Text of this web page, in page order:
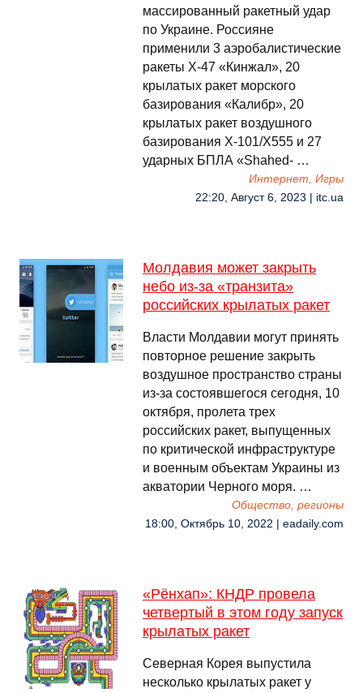
массированный ракетный удар
по Украине. Россияне
применили 3 аэробалистические
ракеты Х-47 «Кинжал», 20
крылатых ракет морского
базирования «Калибр», 20
крылатых ракет воздушного
базирования Х-101/Х555 и 27
ударных БПЛА «Shahed- …
Интернет, Игры
22:20, Август 6, 2023 | itc.ua
Молдавия может закрыть
небо из-за «транзита»
российских крылатых ракет
Власти Молдавии могут принять
повторное решение закрыть
воздушное пространство страны
из-за состоявшегося сегодня, 10
октября, пролета трех
российских ракет, выпущенных
по критической инфраструктуре
и военным объектам Украины из
акватории Черного моря. …
Общество, регионы
18:00, Октябрь 10, 2022 | eadaily.com
«Рёнхап»: КНДР провела
четвертый в этом году запуск
крылатых ракет
Северная Корея выпустила
несколько крылатых ракет у